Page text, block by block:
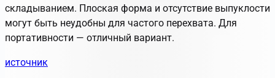
складыванием. Плоская форма и отсутствие выпуклости
могут быть неудобны для частого перехвата. Для
портативности — отличный вариант.
источник